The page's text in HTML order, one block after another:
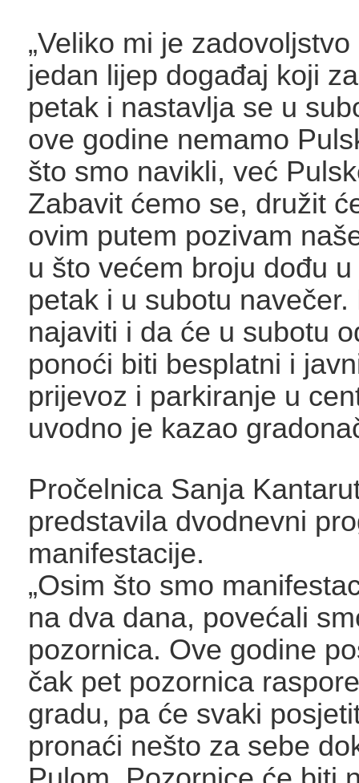
„Veliko mi je
jedan lijep događaj koji
petak i nastavlja se u
ove godine nemamo
što smo navikli, već
Zabavit ćemo se, družit
ovim putem pozivam
u što većem broju dođu
petak i u subotu navečer.
najaviti i da će u subotu
ponoći biti besplatni i
prijevoz i parkiranje u
uvodno je kazao
Pročelnica Sanja
predstavila dvodnevni
manifestacije.
„Osim što smo
na dva dana, povećali
pozornica. Ove godine
čak pet pozornica
gradu, pa će svaki
pronaći nešto za sebe